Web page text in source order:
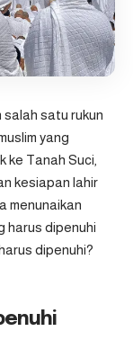
satu rukun
yang
ke Tanah Suci,
kesiapan lahir
menunaikan
harus dipenuhi
dipenuhi?